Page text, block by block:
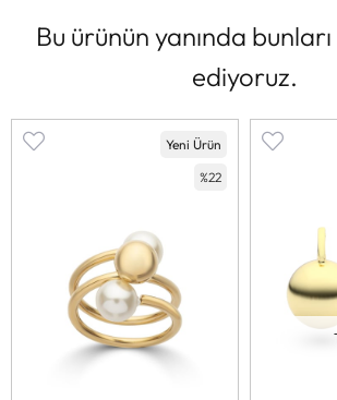
Bu ürünün yanında
ediyoruz.
Yeni Ürün
%22